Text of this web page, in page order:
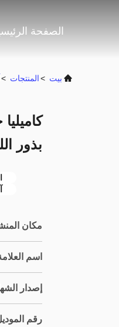
الصفحة
بيت >المنتجات >
بذور
مكان
اسم
إصدار
رقم